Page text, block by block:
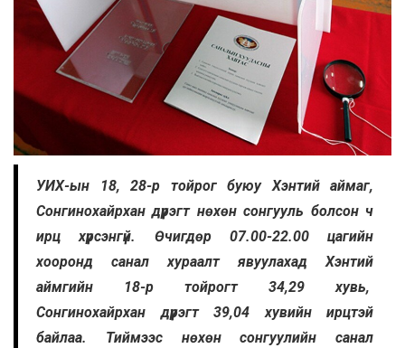
УИХ-ын 18, 28-р тойрог буюу Хэнтий аймаг,
Сонгинохайрхан дүүрэгт нөхөн сонгууль болсон ч
ирц хүрсэнгүй. Өчигдөр 07.00-22.00 цагийн
хооронд санал хураалт явуулахад Хэнтий
аймгийн 18-р тойрогт 34,29 хувь,
Сонгинохайрхан дүүрэгт 39,04 хувийн ирцтэй
байлаа. Тиймээс нөхөн сонгуулийн санал